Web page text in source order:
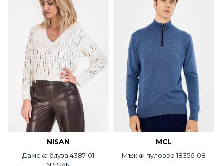
NISAN
Дамска блуза 4387-01
MCL
Мъжки пуловер 18356-08